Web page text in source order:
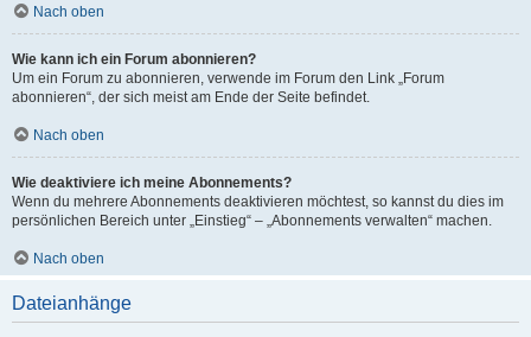
Nach oben
Wie kann ich ein Forum abonnieren?
Um ein Forum zu abonnieren, verwende im Forum den Link „Forum
abonnieren“, der sich meist am Ende der Seite befindet.
Nach oben
Wie deaktiviere ich meine Abonnements?
Wenn du mehrere Abonnements deaktivieren möchtest, so kannst du dies im
persönlichen Bereich unter „Einstieg“ – „Abonnements verwalten“ machen.
Nach oben
Dateianhänge